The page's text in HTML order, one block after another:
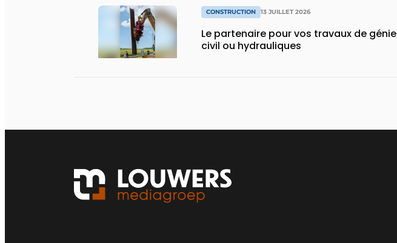
CONSTRUCTION 13 JUILLET 2026
Le partenaire pour vos travaux de génie
civil ou hydrauliques